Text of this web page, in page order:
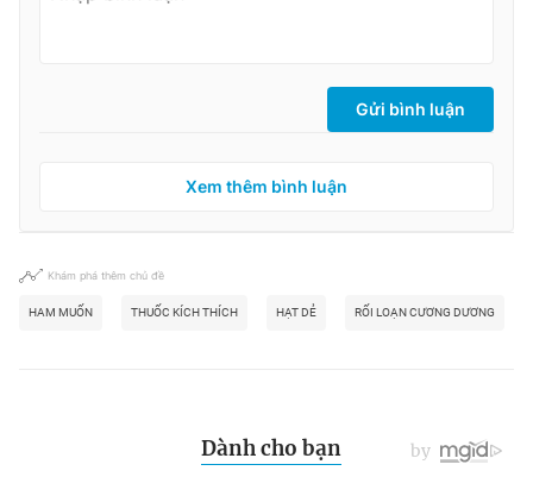
Gửi bình luận
Xem thêm bình luận
Khám phá thêm chủ đề
HAM MUỐN THUỐC KÍCH THÍCH HẠT DẺ RỐI LOẠN CƯƠNG DƯƠNG